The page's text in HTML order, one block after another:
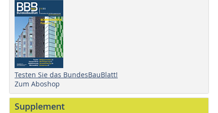
Testen Sie das BundesBauBlatt!
Zum Aboshop
Supplement